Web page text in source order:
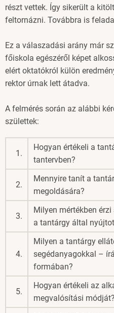
részt vettek. Így sikerült a
feltornázni. Továbbra is
Ez a válaszadási arány már
főiskola egészéről képet
elért oktatókról külön
rektor úrnak lett átadva.
A felmérés során az alábbi
születtek:
1.
Hogyan értékeli a
tantervben?
2.
Mennyire tanít a
megoldására?
3.
Milyen mértékben
a tantárgy által
4.
Milyen a tantárgy
segédanyagokkal –
formában?
5.
Hogyan értékeli az
megvalósítási módját?